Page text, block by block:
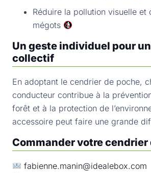
Réduire la pollution visuelle et
mégots
Un geste individuel pour
collectif
En adoptant le cendrier de poche,
conducteur contribue à la
forêt et à la protection de
accessoire peut faire une grande
Commander votre cendrier
fabienne.manin@idealebox.com